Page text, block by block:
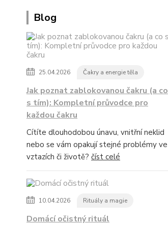
Blog
25.04.2026 Čakry a energie těla
Jak poznat zablokovanou čakru (a co
s tím): Kompletní průvodce pro
každou čakru
Cítíte dlouhodobou únavu, vnitřní neklid
nebo se vám opakují stejné problémy ve
vztazích či životě? číst celé
10.04.2026 Rituály a magie
Domácí očistný rituál